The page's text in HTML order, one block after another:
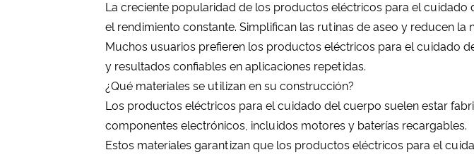
La creciente popularidad de los productos eléctricos para el
el rendimiento constante. Simplifican las rutinas de aseo y reducen la
Muchos usuarios prefieren los productos eléctricos para el cuidado
y resultados confiables en aplicaciones repetidas.
¿Qué materiales se utilizan en su construcción?
Los productos eléctricos para el cuidado del cuerpo suelen estar
componentes electrónicos, incluidos motores y baterías recargables.
Estos materiales garantizan que los productos eléctricos para el